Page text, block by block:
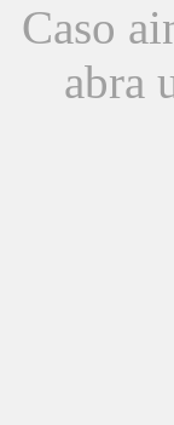
Caso
abra